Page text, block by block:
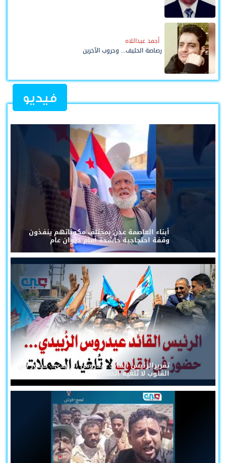
أحمد عبداللاه
رصاصة الحليف... وحروب الآخرين
فيديو
أبناء العاصمة عدن بمختلف مكوناتهم ينفذون
وقفة احتجاجية حاشدة أمام ديوان عام
تقريرالرئيس القائد عيدروس الزُبيدي... حضورٌ في
القلوب لا تُلغيه الحملات